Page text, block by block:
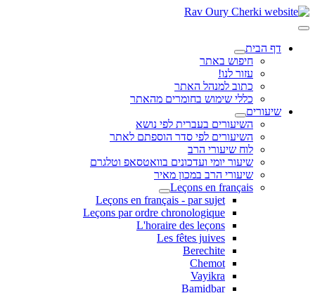
דף הבית
חיפוש באתר
עזור לנו!
כתוב למנהל האתר
כללי שימוש בחומרים מהאתר
שיעורים
השיעורים בעברית לפי נושא
השיעורים לפי סדר הוספתם לאתר
לוח שיעורי הרב
שיעור יומי ועדכונים בוואטסאפ וטלגרם
שיעורי הרב במכון מאיר
Leçons en français
Leçons en français - par sujet
Leçons par ordre chronologique
L'horaire des leçons
Les fêtes juives
Berechite
Chemot
Vayikra
Bamidbar